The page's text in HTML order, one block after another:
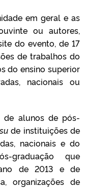
em geral e as
ou autores,
do evento, de 17
de trabalhos do
do ensino superior
nacionais ou
de alunos de pós-
de instituições de
nacionais e do
graduação que
de 2013 e de
organizações de